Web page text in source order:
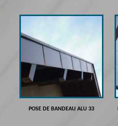
POSE DE BANDEAU ALU 33